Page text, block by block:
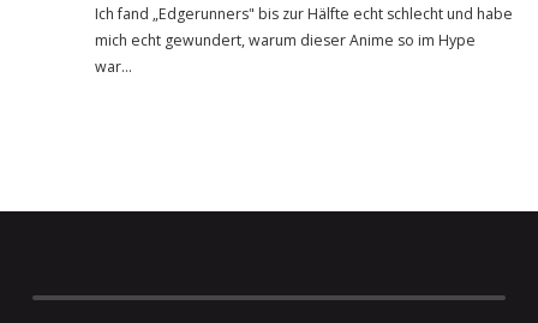
Ich fand „Edgerunners" bis zur Hälfte echt schlecht und habe
mich echt gewundert, warum dieser Anime so im Hype
war…